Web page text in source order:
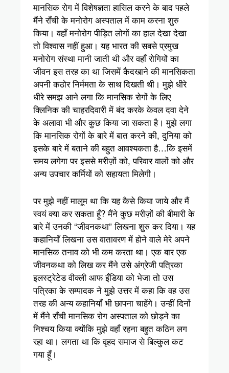
मानसिक रोग में विशेषज्ञता हासिल करने के बाद पहले
मैंने राँची के मनोरोग अस्पताल में काम करना शुरु
किया। वहाँ मनोरोग पीड़ित लोगों का हाल देखा देखा
तो विश्वास नहीं हुआ। यह भारत की सबसे प्रमुख
मनोरोग संस्था मानी जाती थी और वहाँ रोगियों का
जीवन इस तरह का था जिसमें कैदखाने की मानसिकता
अपनी कठोर निर्ममता के साथ दिखती थी। मुझे धीरे
धीरे समझ आने लगा कि मानसिक रोगों के लिए
क्लिनिक की चाहरदिवारी में बंद करके केवल दवा देने
के अलावा भी और कुछ किया जा सकता है। मुझे लगा
कि मानसिक रोगों के बारे में बात करने की, दुनिया को
इसके बारे में बताने की बहुत आवश्यकता है…कि इसमें
समय लगेगा पर इससे मरीज़ों को, परिवार वालों को और
अन्य उपचार कर्मियों को सहायता मिलेगी।
पर मुझे नहीं मालूम था कि यह कैसे किया जाये और मैं
स्वयं क्या कर सकता हूँ? मैंने कुछ मरीज़ों की बीमारी के
बारे में उनकी “जीवनकथा” लिखना शुरु कर दिया। यह
कहानियाँ लिखना उस वातावरण में होने वाले मेरे अपने
मानसिक तनाव को भी कम करता था। एक बार एक
जीवनकथा को लिख कर मैंने उसे अंग्रेजी पत्रिका
इलस्ट्रेटेड वीक्ली आफ इँडिया को भेजा तो उस
पत्रिका के सम्पादक ने मुझे उत्तर में कहा कि वह उस
तरह की अन्य कहानियाँ भी छापना चाहेंगे। उन्हीं दिनों
में मैंने राँची मानसिक रोग अस्पताल को छोड़ने का
निश्चय किया क्योंकि मुझे वहाँ रहना बहुत कठिन लग
रहा था। लगता था कि वृहद समाज से बिल्कुल कट
गया हूँ।